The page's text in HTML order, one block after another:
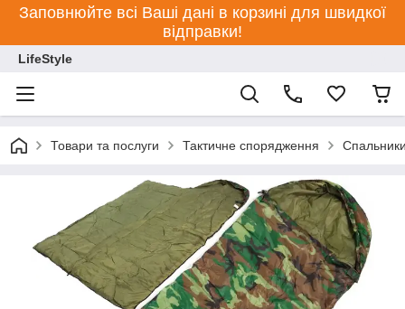
Заповнюйте всі Ваші дані в корзині для швидкої
відправки!
LifeStyle
Товари та послуги Тактичне спорядження